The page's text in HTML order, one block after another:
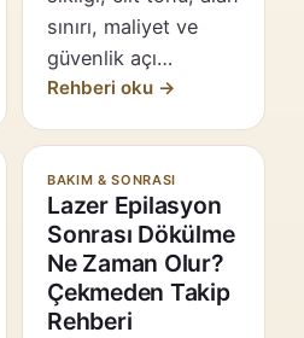
sınırı, maliyet ve
güvenlik açı…
Rehberi oku →
BAKIM & SONRASI
Lazer Epilasyon
Sonrası Dökülme
Ne Zaman Olur?
Çekmeden Takip
Rehberi